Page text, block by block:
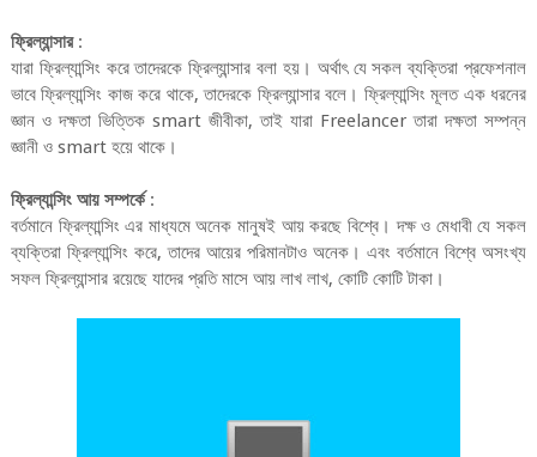
ফ্রিল্যান্সার:
যারা ফ্রিল্যান্সিং করে তাদেরকে ফ্রিল্যান্সার বলা হয়। অর্থাৎ যে সকল ব্যক্তিরা প্রফেশনাল
ভাবে ফ্রিল্যান্সিং কাজ করে থাকে, তাদেরকে ফ্রিল্যান্সার বলে। ফ্রিল্যান্সিং মূলত এক ধরনের
জ্ঞান ও দক্ষতা ভিত্তিক smart জীবীকা, তাই যারা Freelancer তারা দক্ষতা সম্পন্ন
জ্ঞানী ও smart হয়ে থাকে।
ফ্রিল্যান্সিং আয় সম্পর্কে:
বর্তমানে ফ্রিল্যান্সিং এর মাধ্যমে অনেক মানুষই আয় করছে বিশ্বে। দক্ষ ও মেধাবী যে সকল
ব্যক্তিরা ফ্রিল্যান্সিং করে, তাদের আয়ের পরিমানটাও অনেক। এবং বর্তমানে বিশ্বে অসংখ্য
সফল ফ্রিল্যান্সার রয়েছে যাদের প্রতি মাসে আয় লাখ লাখ, কোটি কোটি টাকা।